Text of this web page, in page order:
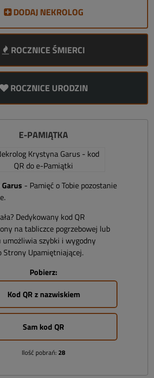
DODAJ NEKROLOG
ROCZNICE ŚMIERCI
ROCZNICE URODZIN
E-PAMIĄTKA
- Pamięć o Tobie pozostanie
Dedykowany kod QR
na tabliczce pogrzebowej lub
umożliwia szybki i wygodny
Strony Upamiętniającej.
Pobierz:
Kod QR z nazwiskiem
Sam kod QR
Ilość pobrań: 28